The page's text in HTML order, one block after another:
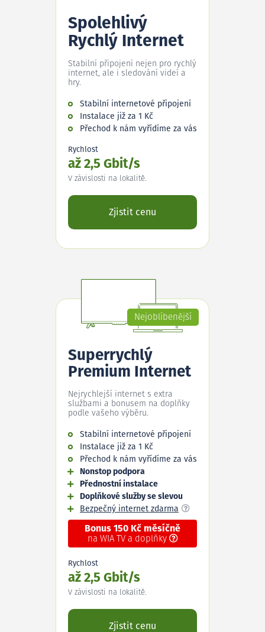
Spolehlivý
Rychlý Internet
Stabilní připojení nejen pro rychlý
internet, ale i sledování videí a
hry.
Stabilní internetové připojení
Instalace již za 1 Kč
Přechod k nám vyřídíme za vás
Rychlost
až 2,5 Gbit/s
V závislosti na lokalitě.
Zjistit cenu
Nejoblíbenější
Superrychlý
Premium Internet
Nejrychlejší internet s extra
službami a bonusem na doplňky
podle vašeho výběru.
Stabilní internetové připojení
Instalace již za 1 Kč
Přechod k nám vyřídíme za vás
Nonstop podpora
Přednostní instalace
Doplňkové služby se slevou
Bezpečný internet zdarma
Bonus 150 Kč měsíčně
na WIA TV a doplňky
Rychlost
až 2,5 Gbit/s
V závislosti na lokalitě.
Zjistit cenu